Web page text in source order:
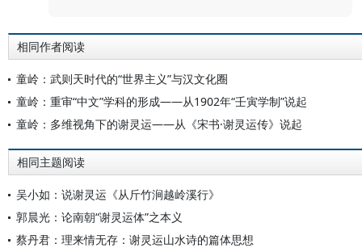
相同作者阅读
童岭：武则天时代的“世界主义”与汉文化圈
童岭：重审“中文”学科的形成——从1902年“壬寅学制”说起
童岭：多维视角下的谢灵运——从《宋书·谢灵运传》说起
相同主题阅读
吴小如：说谢灵运《从斤竹涧越岭溪行》
郭晨光：论南朝“谢灵运体”之本义
蔡丹君：理来情无存：谢灵运山水诗的篇体思想